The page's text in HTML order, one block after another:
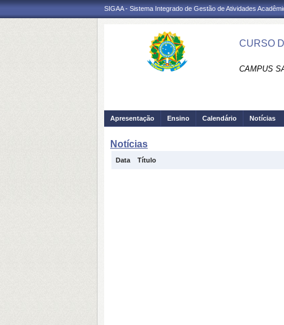
SIGAA - Sistema Integrado de Gestão de Atividades
CURSO
CAMPUS
Apresentação Ensino Calendário Notícias
Notícias
Data Título